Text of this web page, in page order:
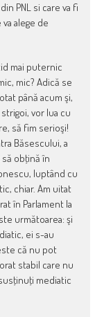
PNL si care va fi
alege de
mai puternic
mic? Adică se
până acum şi,
vor lua cu
să fim serioşi!
Băsescului, a
să obţină în
luptând cu
chiar. Am uitat
în Parlament la
următoarea: şi
ei s-au
că nu pot
stabil care nu
mediatic